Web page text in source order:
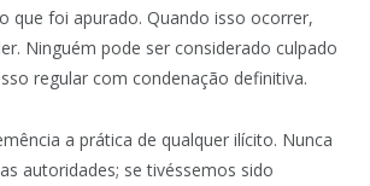
que foi apurado. Quando isso ocorrer,
Ninguém pode ser considerado culpado
regular com condenação definitiva.
a prática de qualquer ilícito. Nunca
autoridades; se tivéssemos sido